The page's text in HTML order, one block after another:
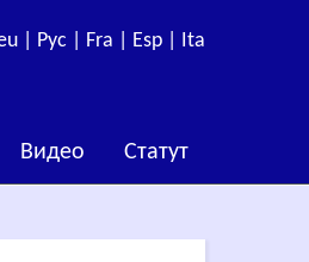
| Рус | Fra | Esp | Ita
Видео Статут